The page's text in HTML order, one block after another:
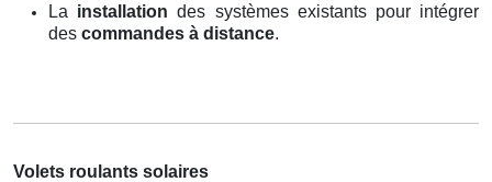
La installation des systèmes existants pour intégrer
des commandes à distance.
Volets roulants solaires